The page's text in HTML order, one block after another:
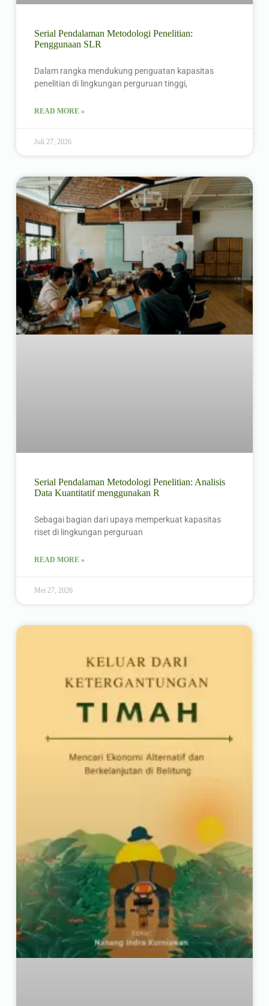
Serial Pendalaman Metodologi Penelitian:
Penggunaan SLR
Dalam rangka mendukung penguatan kapasitas
penelitian di lingkungan perguruan tinggi,
READ MORE »
Juli 27, 2026
Serial Pendalaman Metodologi Penelitian: Analisis
Data Kuantitatif menggunakan R
Sebagai bagian dari upaya memperkuat kapasitas
riset di lingkungan perguruan
READ MORE »
Mei 27, 2026